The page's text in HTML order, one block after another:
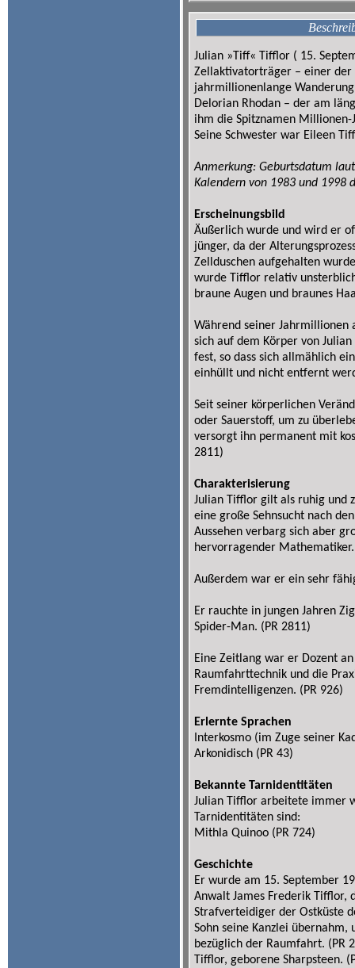
Julian »Tiff« Tifflor ( 15.
Zellaktivatorträger – einer der
jahrmillionenlange
Delorian Rhodan – der am
ihm die Spitznamen
Seine Schwester war Eileen
Anmerkung: Geburtsdatum
Kalendern von 1983 und 1998
Erscheinungsbild
Äußerlich wurde und wird er
jünger, da der
Zellduschen aufgehalten
wurde Tifflor relativ
braune Augen und braunes
Während seiner Jahrmillionen
sich auf dem Körper von
fest, so dass sich allmählich
einhüllt und nicht entfernt
Seit seiner körperlichen
oder Sauerstoff, um zu
versorgt ihn permanent mit
2811)
Charakterisierung
Julian Tifflor gilt als ruhig und
eine große Sehnsucht nach
Aussehen verbarg sich aber
hervorragender Mathematiker.
Außerdem war er ein sehr
Er rauchte in jungen Jahren
Spider-Man. (PR 2811)
Eine Zeitlang war er Dozent
Raumfahrttechnik und die
Fremdintelligenzen. (PR 926)
Erlernte Sprachen
Interkosmo (im Zuge seiner
Arkonidisch (PR 43)
Bekannte Tarnidentitäten
Julian Tifflor arbeitete immer
Tarnidentitäten sind:
Mithla Quinoo (PR 724)
Geschichte
Er wurde am 15. September
Anwalt James Frederik Tifflor,
Strafverteidiger der Ostküste
Sohn seine Kanzlei
bezüglich der Raumfahrt. (PR
Tifflor, geborene Sharpsteen.